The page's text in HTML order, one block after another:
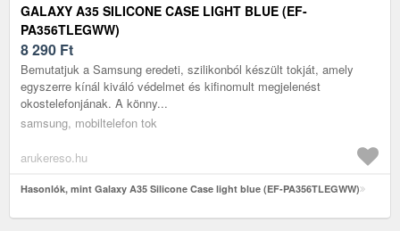
GALAXY A35 SILICONE CASE LIGHT BLUE (EF-
PA356TLEGWW)
8 290 Ft
Bemutatjuk a Samsung eredeti, szilikonból készült tokját, amely
egyszerre kínál kiváló védelmet és kifinomult megjelenést
okostelefonjának. A könny...
samsung, mobiltelefon tok
arukereso.hu
Hasonlók, mint Galaxy A35 Silicone Case light blue (EF-PA356TLEGWW)